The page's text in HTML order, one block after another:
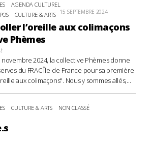
AGENDA CULTUREL
CULTURE & ARTS 15 SEPTEMBRE 2024
l’oreille aux colimaçons
Phèmes
2024, la collective Phèmes donne
du FRAC Île-de-France pour sa première
aux colimaçons". Nous y sommes allés,...
CULTURE & ARTS NON CLASSÉ